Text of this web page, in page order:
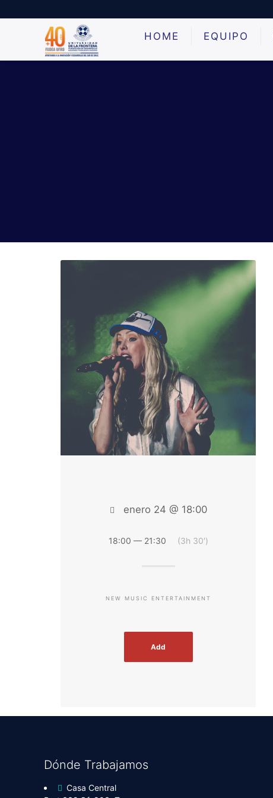
HOME EQUIPO
enero 24 @ 18:00
18:00 — 21:30 (3h 30′)
NEW MUSIC ENTERTAINMENT
Add
Dónde Trabajamos
Casa Central